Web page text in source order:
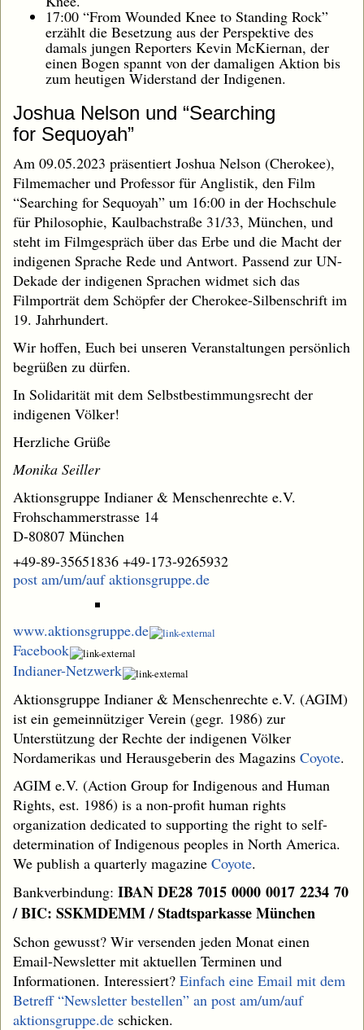
17:00 “From Wounded Knee to Standing Rock”
erzählt die Besetzung aus der Perspektive des
damals jungen Reporters Kevin McKiernan, der
einen Bogen spannt von der damaligen Aktion bis
zum heutigen Widerstand der Indigenen.
Joshua Nelson und “Searching
for Sequoyah”
Am 09.05.2023 präsentiert Joshua Nelson (Cherokee),
Filmemacher und Professor für Anglistik, den Film
“Searching for Sequoyah” um 16:00 in der Hochschule
für Philosophie, Kaulbachstraße 31/33, München, und
steht im Filmgespräch über das Erbe und die Macht der
indigenen Sprache Rede und Antwort. Passend zur UN-
Dekade der indigenen Sprachen widmet sich das
Filmporträt dem Schöpfer der Cherokee-Silbenschrift im
19. Jahrhundert.
Wir hoffen, Euch bei unseren Veranstaltungen persönlich
begrüßen zu dürfen.
In Solidarität mit dem Selbstbestimmungsrecht der
indigenen Völker!
Herzliche Grüße
Monika Seiller
Aktionsgruppe Indianer & Menschenrechte e.V.
Frohschammerstrasse 14
D-80807 München
+49-89-35651836 +49-173-9265932
post am/um/auf aktionsgruppe.de
www.aktionsgruppe.de
Facebook
Indianer-Netzwerk
Aktionsgruppe Indianer & Menschenrechte e.V. (AGIM)
ist ein gemeinnütziger Verein (gegr. 1986) zur
Unterstützung der Rechte der indigenen Völker
Nordamerikas und Herausgeberin des Magazins Coyote.
AGIM e.V. (Action Group for Indigenous and Human
Rights, est. 1986) is a non-profit human rights
organization dedicated to supporting the right to self-
determination of Indigenous peoples in North America.
We publish a quarterly magazine Coyote.
Bankverbindung: IBAN DE28 7015 0000 0017 2234 70
/ BIC: SSKMDEMM / Stadtsparkasse München
Schon gewusst? Wir versenden jeden Monat einen
Email-Newsletter mit aktuellen Terminen und
Informationen. Interessiert? Einfach eine Email mit dem
Betreff “Newsletter bestellen” an post am/um/auf
aktionsgruppe.de schicken.